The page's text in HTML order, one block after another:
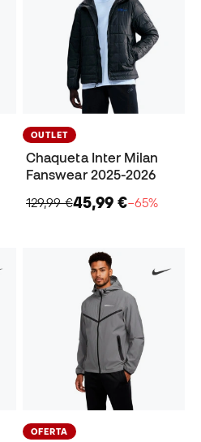
OUTLET
Chaqueta Inter Milan
Fanswear 2025-2026
129,99 €45,99 €−65%
OFERTA